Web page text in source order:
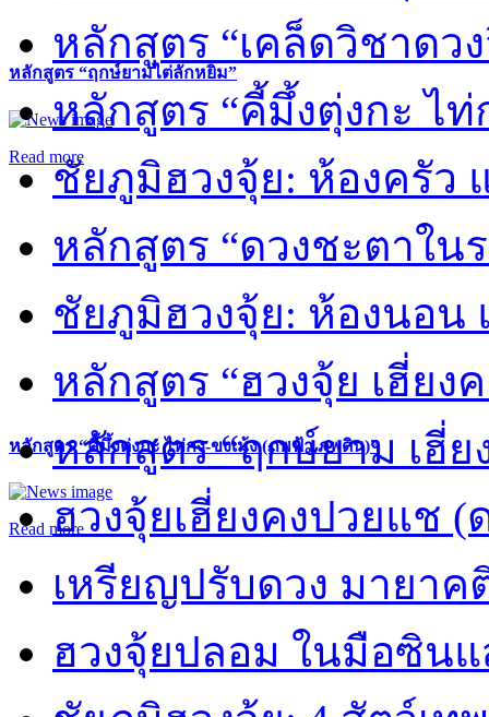
หลักสูตร “ฤกษ์ยามไต่ลักหยิ่ม”
Read more
หลักสูตร “คี้มึ้งตุ่งกะ ไท่กง-ขงเม้ง (ภพฟ้า ภพดิน)”
Read more
หลักสูตร “เคล็ดวิชาดว
หลักสูตร “คี้มึ้งตุ่งกะ ไ
ชัยภูมิฮวงจุ้ย: ห้องครัว
หลักสูตร “ดวงชะตาใน
ชัยภูมิฮวงจุ้ย: ห้องนอน
หลักสูตร “ฮวงจุ้ย เฮี่ยง
หลักสูตร “ฤกษ์ยาม เฮี่ย
ฮวงจุ้ยเฮี่ยงคงปวยแช (
เหรียญปรับดวง มายา
ฮวงจุ้ยปลอม ในมือซิน